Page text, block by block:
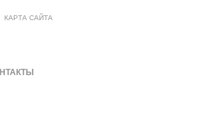
КАРТА САЙТА